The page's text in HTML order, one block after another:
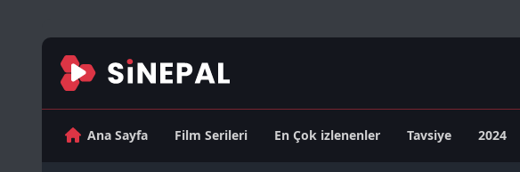
Ana Sayfa Film Serileri En Çok izlenenler Tavsiye 2024